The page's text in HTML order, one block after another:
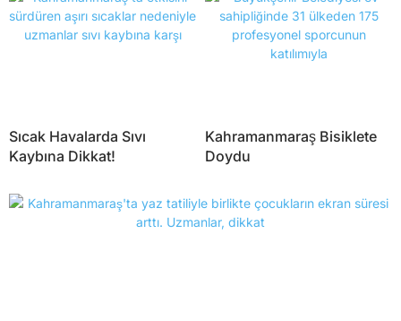
Sıcak Havalarda Sıvı
Kaybına Dikkat!
Kahramanmaraş Bisiklete
Doydu